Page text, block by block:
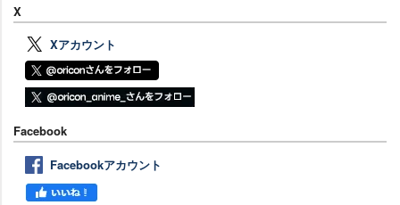
X
Xアカウント
Facebook
Facebookアカウント